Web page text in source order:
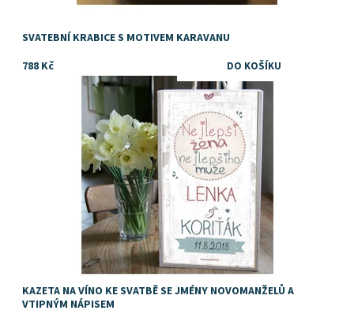
SVATEBNÍ KRABICE S MOTIVEM KARAVANU
788 Kč
Tip na svatební dar s osobním motivem.
Skladem
KAZETA NA VÍNO KE SVATBĚ SE JMÉNY NOVOMANŽELŮ A
VTIPNÝM NÁPISEM